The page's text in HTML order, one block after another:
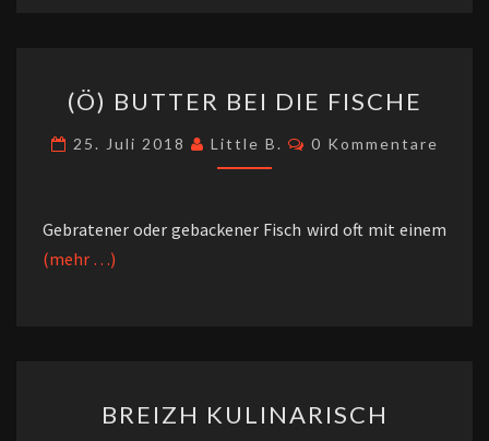
BUTTER
BEI
DIE
(Ö) BUTTER BEI DIE FISCHE
25. Juli 2018 Little B. Kommentare
0 Kommentare
Gebratener oder gebackener Fisch wird oft mit einem
(mehr …)
KULINARISCH
BREIZH KULINARISCH